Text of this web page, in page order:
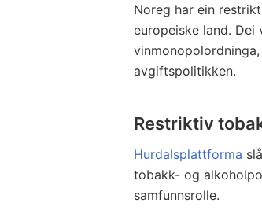
Noreg har ein
europeiske land.
avgiftspolitikken.
Restriktiv
Hurdalsplattforma
tobakk- og
samfunnsrolle.